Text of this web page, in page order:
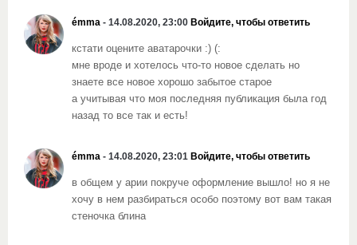
émma - 14.08.2020, 23:00 Войдите, чтобы ответить
кстати оцените аватарочки :) (:
мне вроде и хотелось что-то новое сделать но
знаете все новое хорошо забытое старое
а учитывая что моя последняя публикация была год
назад то все так и есть!
émma - 14.08.2020, 23:01 Войдите, чтобы ответить
в общем у арии покруче оформление вышло! но я не
хочу в нем разбираться особо поэтому вот вам такая
стеночка блина